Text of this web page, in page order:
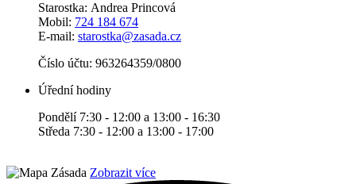
Starostka: Andrea Princová
Mobil: 724 184 674
E-mail: starostka@zasada.cz
Číslo účtu: 963264359/0800
Úřední hodiny
Pondělí 7:30 - 12:00 a 13:00 - 16:30
Středa 7:30 - 12:00 a 13:00 - 17:00
Zobrazit více